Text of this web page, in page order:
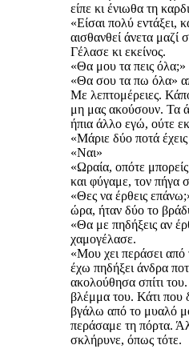
είπε κι ένιωθα τη
«Είσαι πολύ εντάξει,
αισθανθεί άνετα μαζί
Γέλασε κι εκείνος.
«Θα μου τα πεις
«Θα σου τα πω όλα»
Με λεπτομέρειες.
μη μας ακούσουν. Τα
ήπια άλλο εγώ, ούτε
«Μάριε δύο ποτά έχεις
«Ναι»
«Ωραία, οπότε
και φύγαμε, τον πήγα
«Θες να έρθεις
ώρα, ήταν δύο το
«Θα με πηδήξεις αν
χαμογέλασε.
«Μου χει περάσει
έχω πηδήξει άνδρα
ακολούθησα σπίτι
βλέμμα του. Κάτι που
βγάλω από το μυαλό
περάσαμε τη πόρτα.
σκλήρυνε, όπως τότε.